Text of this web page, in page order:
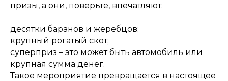
призы, а они, поверьте, впечатляют:
десятки баранов и жеребцов;
крупный рогатый скот;
суперприз – это может быть автомобиль или
крупная сумма денег.
Такое мероприятие превращается в настоящее